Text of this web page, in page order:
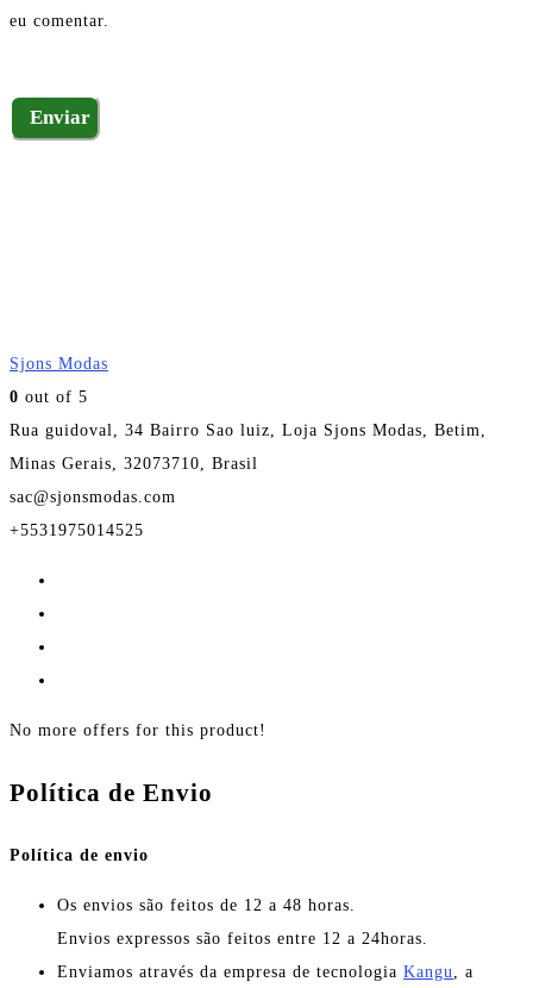
eu comentar.
Sjons Modas
0 out of 5
Rua guidoval, 34 Bairro Sao luiz, Loja Sjons Modas, Betim,
Minas Gerais, 32073710, Brasil
sac@sjonsmodas.com
+5531975014525
No more offers for this product!
Política de Envio
Política de envio
Os envios são feitos de 12 a 48 horas.
Envios expressos são feitos entre 12 a 24horas.
Enviamos através da empresa de tecnologia Kangu , a